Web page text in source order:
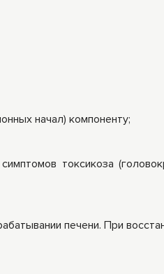
начал) компоненту;
токсикоза
печени. При